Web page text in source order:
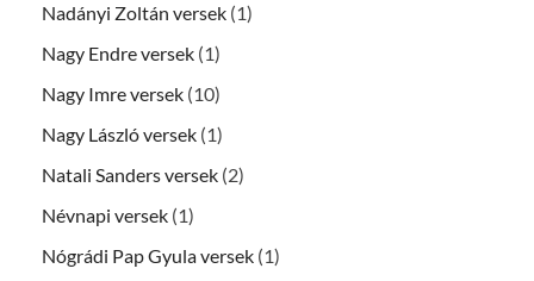
Nadányi Zoltán versek (1)
Nagy Endre versek (1)
Nagy Imre versek (10)
Nagy László versek (1)
Natali Sanders versek (2)
Névnapi versek (1)
Nógrádi Pap Gyula versek (1)